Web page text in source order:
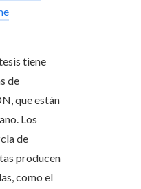
tiene
de
que están
Los
de
producen
como el